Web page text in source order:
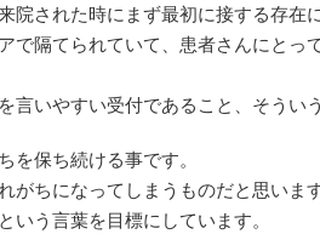
院された時にまず最初に接する存在
で隔てられていて、患者さんにと
言いやすい受付であること、そうい
を保ち続ける事です。
がちになってしまうものだと思い
いう言葉を目標にしています。